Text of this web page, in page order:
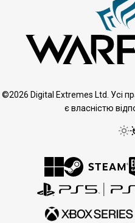
©2026 Digital Extremes Ltd. Усі
є власністю